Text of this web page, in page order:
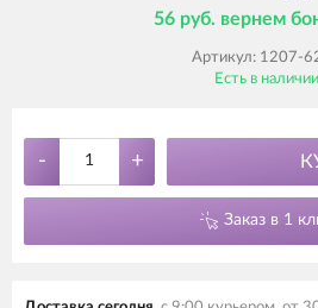
56 руб. вернем
Артикул: 1207-
Есть в наличии
- +
Заказ в 1